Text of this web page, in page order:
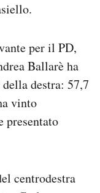
per il PD,
Ballarè ha
della destra: 57,7
vinto
presentato
centrodestra